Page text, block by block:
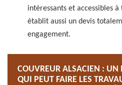
intéressants et accessibles à
établit aussi un devis
engagement.
COUVREUR ALSACIEN : UN
QUI PEUT FAIRE LES